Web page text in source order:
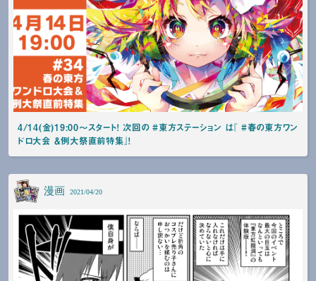
4/14(金)19:00～スタート！ 次回の #東方ステーション は『 #春の東方ワン
ドロ大会 ＆例大祭直前特集』！
漫画 2021/04/20